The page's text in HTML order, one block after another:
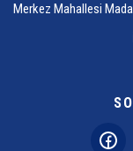
Merkez Mahallesi